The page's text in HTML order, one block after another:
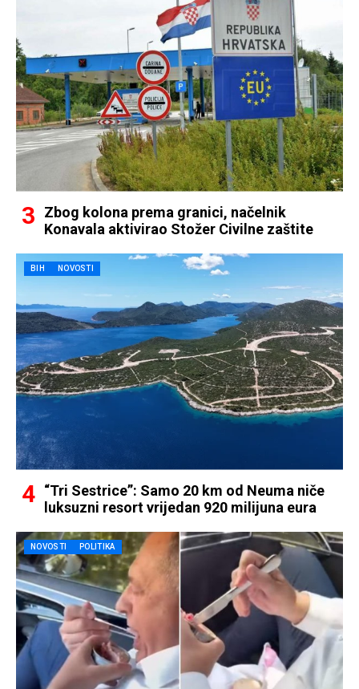
Zbog kolona prema granici, načelnik
Konavala aktivirao Stožer Civilne zaštite
BIH NOVOSTI
“Tri Sestrice”: Samo 20 km od Neuma niče
luksuzni resort vrijedan 920 milijuna eura
NOVOSTI POLITIKA